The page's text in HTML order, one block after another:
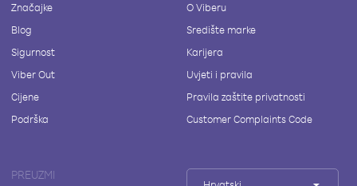
Značajke
Blog
Sigurnost
Viber Out
Cijene
Podrška
O Viberu
Središte marke
Karijera
Uvjeti i pravila
Pravila zaštite privatnosti
Customer Complaints Code
PREUZMI